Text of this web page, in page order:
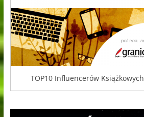
TOP10 Influencerów Książkowych